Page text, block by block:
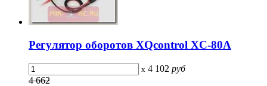
Регулятор оборотов XQcontrol XC-80A
x 4 102 руб
4 662